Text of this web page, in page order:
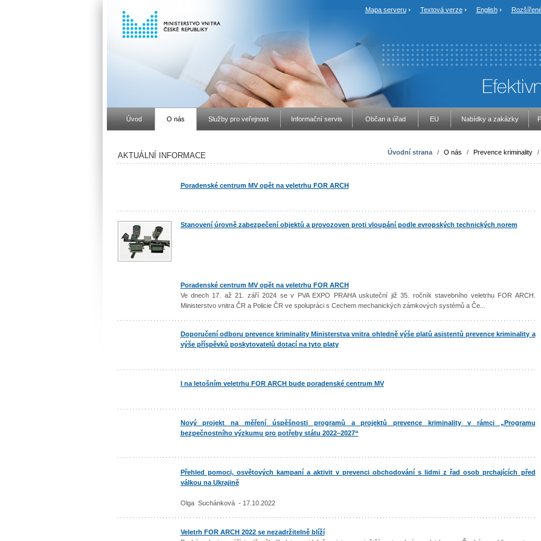
Mapa serveru Textová verze English
Úvod O nás Služby pro veřejnost Informační servis Občan a úřad EU Nabídky a zakázky
Úvodní strana / O nás / Prevence kriminality /
AKTUÁLNÍ INFORMACE
Poradenské centrum MV opět na veletrhu FOR ARCH
Stanovení úrovně zabezpečení objektů a provozoven proti vloupání podle evropských technických norem
Poradenské centrum MV opět na veletrhu FOR ARCH
Ve dnech 17. až 21. září 2024 se v PVA EXPO PRAHA uskuteční již 35. ročník stavebního veletrhu FOR ARCH.
Ministerstvo vnitra ČR a Policie ČR ve spolupráci s Cechem mechanických zámkových systémů a Če...
Doporučení odboru prevence kriminality Ministerstva vnitra ohledně výše platů asistentů prevence kriminality a
výše příspěvků poskytovatelů dotací na tyto platy
I na letošním veletrhu FOR ARCH bude poradenské centrum MV
Nový projekt na měření úspěšnosti programů a projektů prevence kriminality v rámci „Programu
bezpečnostního výzkumu pro potřeby státu 2022–2027“
Přehled pomoci, osvětových kampaní a aktivit v prevenci obchodování s lidmi z řad osob prchajících před
válkou na Ukrajině
Olga Suchánková - 17.10.2022
Veletrh FOR ARCH 2022 se nezadržitelně blíží